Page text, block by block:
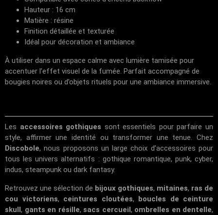
Hauteur : 16 cm
Matière : résine
Finition détaillée et texturée
Idéal pour décoration et ambiance
À utiliser dans un espace calme avec lumière tamisée pour
accentuer l’effet visuel de la fumée. Parfait accompagné de
bougies noires ou d’objets rituels pour une ambiance immersive.
Les accessoires gothiques sont essentiels pour parfaire un
style, affirmer une identité ou transformer une tenue. Chez
Discobole, nous proposons un large choix d’accessoires pour
tous les univers alternatifs : gothique romantique, punk, cyber,
indus, steampunk ou dark fantasy.
Retrouvez une sélection de bijoux gothiques, mitaines, ras de
cou victoriens, ceintures cloutées, boucles de ceinture
skull, gants en résille, sacs cercueil, ombrelles en dentelle,